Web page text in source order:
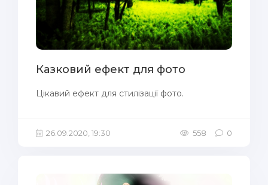
Казковий ефект для фото
Цікавий ефект для стилізації фото.
26.09.2020, 19:30 558 0